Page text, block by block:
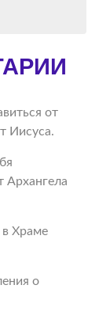
от
Иисуса.
Архангела
в Храме
о